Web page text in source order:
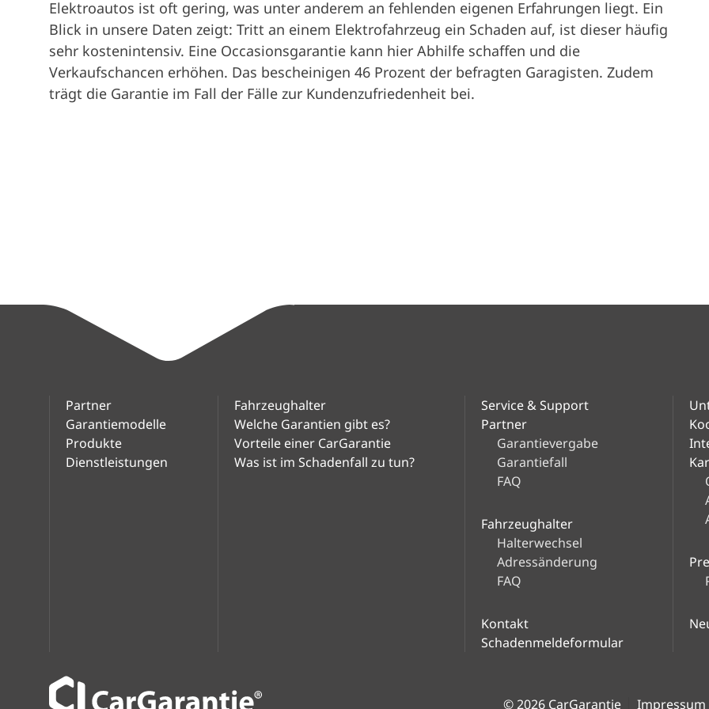
Elektroautos ist oft gering, was unter anderem an fehlenden eigenen Erfahrungen liegt. Ein
Blick in unsere Daten zeigt: Tritt an einem Elektrofahrzeug ein Schaden auf, ist dieser häufig
sehr kostenintensiv. Eine Occasionsgarantie kann hier Abhilfe schaffen und die
Verkaufschancen erhöhen. Das bescheinigen 46 Prozent der befragten Garagisten. Zudem
trägt die Garantie im Fall der Fälle zur Kundenzufriedenheit bei.
Partner
Garantiemodelle
Produkte
Dienstleistungen
Fahrzeughalter
Welche Garantien gibt es?
Vorteile einer CarGarantie
Was ist im Schadenfall zu tun?
Service & Support
Partner
Garantievergabe
Garantiefall
FAQ
Fahrzeughalter
Halterwechsel
Adressänderung
FAQ
Kontakt
Schadenmeldeformular
© 2026 CarGarantie Impressum